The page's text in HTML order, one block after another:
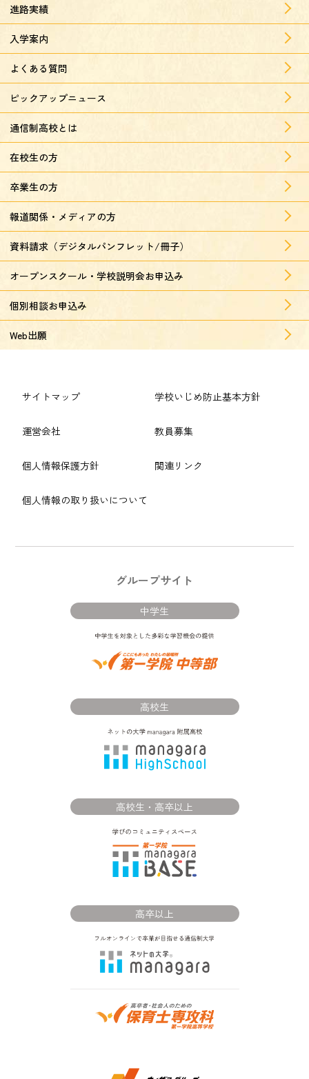
進路実績
入学案内
よくある質問
ピックアップニュース
通信制高校とは
在校生の方
卒業生の方
報道関係・メディアの方
資料請求（デジタルパンフレット/冊子）
オープンスクール・学校説明会お申込み
個別相談お申込み
Web出願
サイトマップ
運営会社
個人情報保護方針
個人情報の取り扱いについて
学校いじめ防止基本方針
教員募集
関連リンク
グループサイト
中学生
高校生
高校生・高卒以上
高卒以上